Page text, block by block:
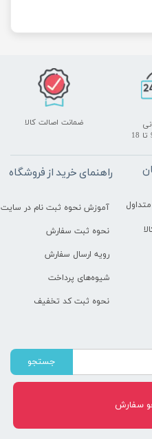
ضمانت اصالت کالا
راهنمای خرید از فروشگاه
آموزش نحوه ثبت نام در سایت
نحوه ثبت سفارش
رویه ارسال سفارش
شیوه‌های پرداخت
نحوه ثبت کد تخفیف
جستجو
سفارش